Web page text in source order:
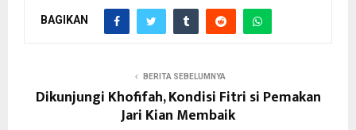
BAGIKAN
BERITA SEBELUMNYA
Dikunjungi Khofifah, Kondisi Fitri si Pemakan
Jari Kian Membaik